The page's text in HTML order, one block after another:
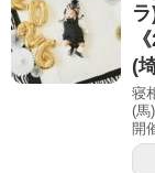
(
寝
(馬
開